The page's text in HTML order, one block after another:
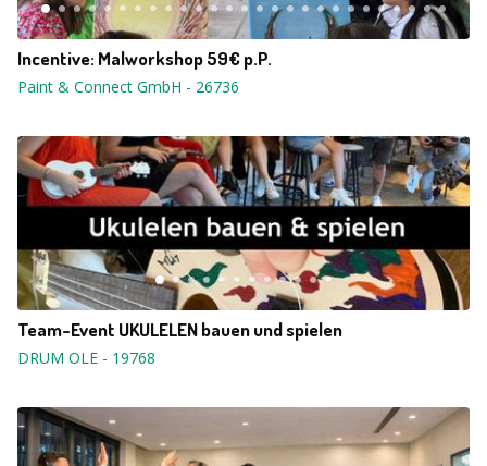
Incentive: Malworkshop 59€ p.P.
Paint & Connect GmbH - 26736
Team-Event UKULELEN bauen und spielen
DRUM OLE - 19768